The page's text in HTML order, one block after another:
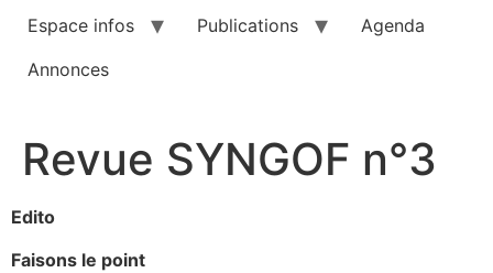
Espace infos
Publications
Agenda
Annonces
Revue SYNGOF n°3
Edito
Faisons le point